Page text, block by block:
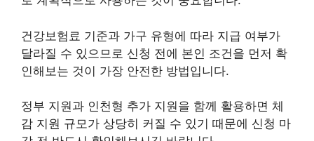
건강보험료 기준과 가구 유형에 따라 지급 여부가
달라질 수 있으므로 신청 전에 본인 조건을 먼저 확
인해보는 것이 가장 안전한 방법입니다.
정부 지원과 인천형 추가 지원을 함께 활용하면 체
감 지원 규모가 상당히 커질 수 있기 때문에 신청 마